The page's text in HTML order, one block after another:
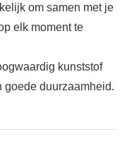
om samen met je
elk moment te
kunststof
goede duurzaamheid.